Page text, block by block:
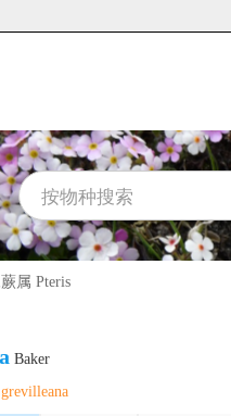
属 Pteris
Baker